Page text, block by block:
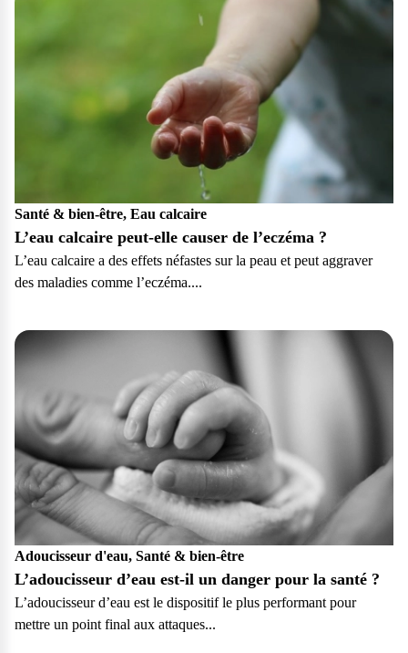
Santé & bien-être, Eau calcaire
L’eau calcaire peut-elle causer de l’eczéma ?
L’eau calcaire a des effets néfastes sur la peau et peut aggraver
des maladies comme l’eczéma....
Adoucisseur d'eau, Santé & bien-être
L’adoucisseur d’eau est-il un danger pour la santé ?
L’adoucisseur d’eau est le dispositif le plus performant pour
mettre un point final aux attaques...